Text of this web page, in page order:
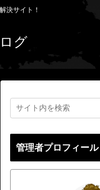
決サイト！
グ
管理者プロフィール